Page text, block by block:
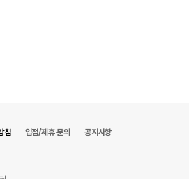
침 입점/제휴 문의 공지사항